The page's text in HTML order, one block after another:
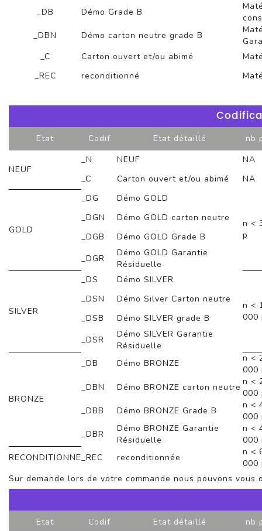
_DB
Démo Grade B
_DBN
Démo carton neutre grade B
_C
Carton ouvert et/ou abimé
_REC
reconditionné
Etat Codif Etat détaillé nb
NEUF
_N NEUF
NA
_C
Carton ouvert et/ou abimé NA
GOLD
_DG Démo GOLD
n <
p
_DGN
Démo GOLD carton neutre
_DGB
Démo GOLD Grade B
_DGR
Démo GOLD Garantie
Résiduelle
SILVER
_DS Démo SILVER
n <
000
_DSN
Démo Silver Carton neutre
_DSB
Démo SILVER grade B
_DSR
Démo SILVER Garantie
Résiduelle
BRONZE
_DB Démo BRONZE
n <
000
_DBN
Démo BRONZE carton neutre
n <
000
_DBB
Démo BRONZE Grade B
n <
000
_DBR
Démo BRONZE Garantie
Résiduelle
n <
000
RECONDITIONNE_REC reconditionnée
n <
000
Sur demande lors de votre commande nous pouvons
Etat Codif Etat détaillé nb